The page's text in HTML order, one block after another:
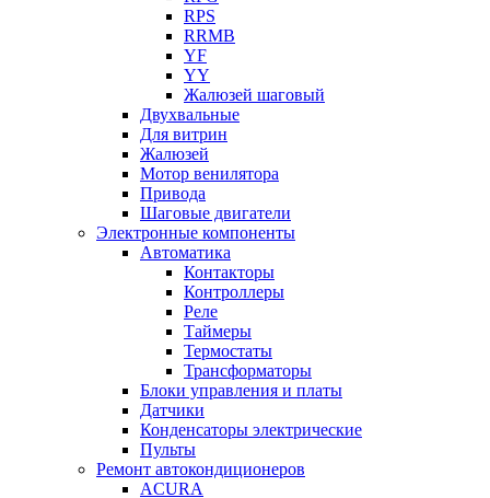
RPS
RRMB
YF
YY
Жалюзей шаговый
Двухвальные
Для витрин
Жалюзей
Мотор венилятора
Привода
Шаговые двигатели
Электронные компоненты
Автоматика
Контакторы
Контроллеры
Реле
Таймеры
Термостаты
Трансформаторы
Блоки управления и платы
Датчики
Конденсаторы электрические
Пульты
Ремонт автокондиционеров
ACURA